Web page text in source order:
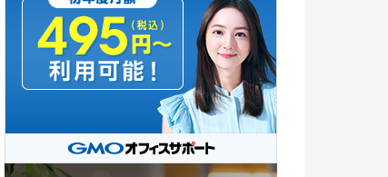
横浜市 3
7
埼玉 8